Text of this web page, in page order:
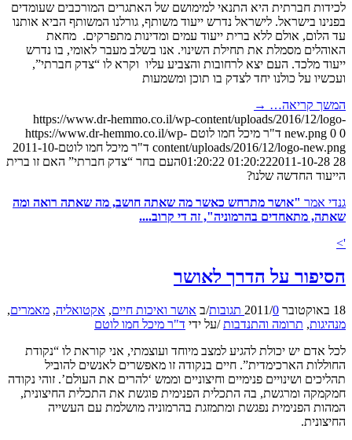
לכידות חברתית היא התנאי למימושם של האתגרים המורכבים שעומדים
בפנינו בישראל. לישראל נדרש ייעוד משותף, גורלנו המשותף הביא אותנו
עד הלום, אולם ללא ברית ייעוד עמים ומדינות מתפרקים. מחאת
האוהלים מסמלת את תחילת השינוי. אנו בשלב מעבר לאומי, בו נדרש
ייעוד מלכד. העם יצא לרחובות והצביע עליו וקרא לו “צדק חברתי”,
ועכשיו על כולנו יחד לצדק בו תוכן ומשמעות
המשך קריאה… →
https://www.dr-hemmo.co.il/wp-content/uploads/2016/12/logo-
new.png 0 0 ד"ר מיכל חמו לוטם https://www.dr-hemmo.co.il/wp-
content/uploads/2016/12/logo-new.png ד"ר מיכל חמו לוטם2011-10-
28 01:20:22
2011-10-28 01:20:22
העם בחר “צדק חברתי” האם זו ברית
הייעוד החדשה שלנו?
גנדי אמר "אושר מתרחש כאשר מה שאתה חושב, מה שאתה רואה ומה
שאתה, מתאחדים בהרמוניה", זה די קרוב....
'>
הסיפור על הדרך לאושר
18 באוקטובר 2011 /0 תגובות /ב אושר ואיכות חיים, אקטואליה, מאמרים,
מנהיגות, תרומה והתנדבות /על ידי ד"ר מיכל חמו לוטם
לכל אדם יש יכולת להגיע למצב מיוחד ועוצמתי, אני קוראת לו “נקודת
החוללות הארכימדית”. חיים בנקודה זו מאפשרים לאנשים להוביל
תהליכים ושינויים פנימיים וחיצוניים וממש ‘להרים את העולם’. זוהי נקודה
חמקמקה ומרגשת, בה התכלית הפנימית פוגשת את התכלית החיצונית,
המהות הפנימית נפגשת ומתמזגת בהרמוניה מושלמת עם העשייה
החיצונית.